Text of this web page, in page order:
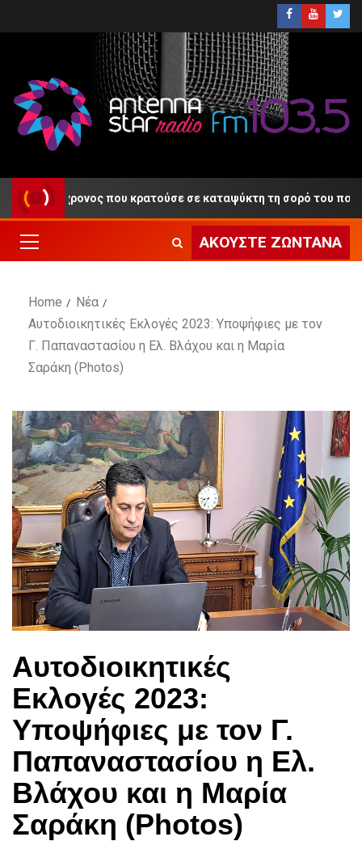
55χρονος που κρατούσε σε καταψύκτη τη σορό του πατέρα
ΑΚΟΎΣΤΕ ΖΩΝΤΑΝΆ
Home
Νέα
Αυτοδιοικητικές Εκλογές 2023: Υποψήφιες με τον
Γ. Παπαναστασίου η Ελ. Βλάχου και η Μαρία
Σαράκη (Photos)
Αυτοδιοικητικές
Εκλογές 2023:
Υποψήφιες με τον Γ.
Παπαναστασίου η Ελ.
Βλάχου και η Μαρία
Σαράκη (Photos)